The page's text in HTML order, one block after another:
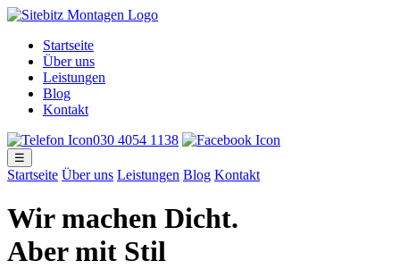
Startseite
Über uns
Leistungen
Blog
Kontakt
030 4054 1138
☰
Startseite Über uns Leistungen Blog Kontakt
Wir machen Dicht.
Aber mit Stil